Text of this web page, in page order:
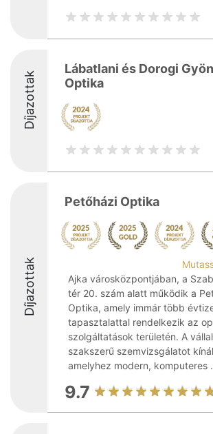
Díjazottak
Lábatlani és Dorogi
Optika
Díjazottak
Petőházi Optika
Ajka városközpontjában, a
tér 20. szám alatt működik a
Optika, amely immár több
tapasztalattal rendelkezik az
szolgáltatások területén. A
szakszerű szemvizsgálatot
amelyhez modern, komputeres
9.7